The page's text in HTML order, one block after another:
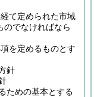
て定められた市域
のでなければなら
を定めるものとす
針
ための基本とする